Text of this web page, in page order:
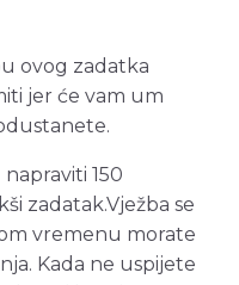
ovog zadatka
jer će vam um
150
zadatak.Vježba se
vremenu morate
Kada ne uspijete